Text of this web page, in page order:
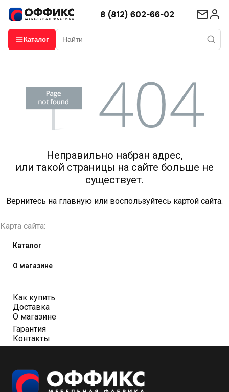
8 (812) 602-66-02
Каталог
Неправильно набран адрес,
или такой страницы на сайте больше не
существует.
Вернитесь на главную или воспользуйтесь картой сайта.
Карта сайта:
Каталог
О магазине
Как купить
Доставка
О магазине
Гарантия
Контакты